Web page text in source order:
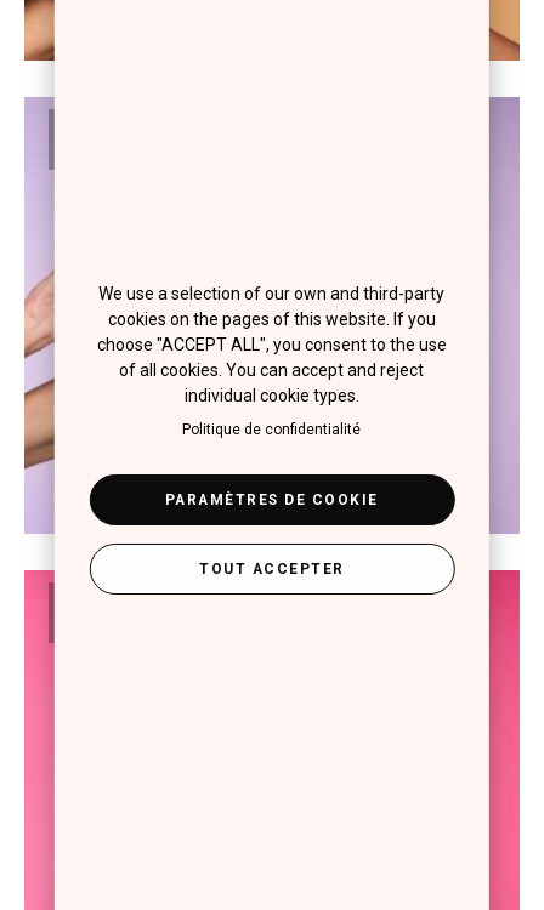
#03
We use a selection of our own and third-party
cookies on the pages of this website. If you
choose "ACCEPT ALL", you consent to the use
of all cookies. You can accept and reject
individual cookie types.
Politique de confidentialité
PARAMÈTRES DE COOKIE
TOUT ACCEPTER